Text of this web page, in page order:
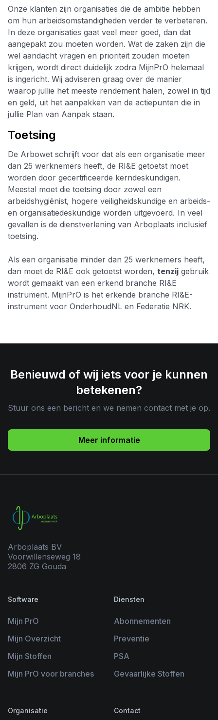
Onze klanten zijn organisaties die de ambitie hebben
om hun arbeidsomstandigheden verder te verbeteren.
In deze organisaties gaat veel meer goed, dan dat
aangepakt zou moeten worden. Wat de zaken zijn die
wel aandacht vragen en prioriteit zouden moeten
krijgen, wordt direct duidelijk zodra MijnPrO helemaal
is ingericht. Wij adviseren graag over de manier
waarop jullie het meeste rendement halen, zowel in tijd
en geld, uit het aanpakken van de actiepunten die in
jullie Plan van Aanpak staan.
Toetsing
De Arbowet schrijft voor dat als een organisatie meer
dan 25 werknemers heeft, de RI&E getoetst moet
worden door gecertificeerde kerndeskundigen.
Meestal moet die toetsing door zowel een
arbeidshygiënist, hogere veiligheidskundige en arbeids-
en organisatiedeskundige worden uitgevoerd. In veel
gevallen is de dienstverlening van Arboplaats inclusief
toetsing.
Als een organisatie minder dan 25 werknemers heeft,
dan moet de RI&E ook getoetst worden, tenzij gebruik
wordt gemaakt van een erkend branche RI&E
instrument. MijnPrO is het erkende branche RI&E-
instrument voor OnderhoudNL en Federatie NRK.
Benieuwd of wij iets voor je kunnen
betekenen?
Stuur ons een bericht en we nemen contact met je op.
Meer informatie
Arboplaats BV
Voorwillenseweg 18
2806 ZG Gouda
Software
Mijn PrO
Mijn Overzicht
Mijn Stoffen
Mijn PrO voor branches
Diensten
Abonnementen
Preventie
PSA
Gevaarlijke Stoffen
Organisatie Contact